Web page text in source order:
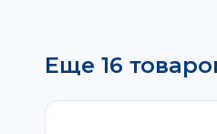
Еще 16